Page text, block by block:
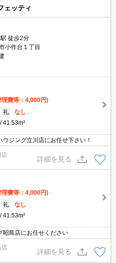
ッティ
徒歩2分
小作台１丁目
理費等：4,000円)
礼
なし
41.53m²
ジング立川店にお任せ下さい！
店
詳細を見る
理費等：4,000円)
礼
なし
41.53m²
昭島店にお任せください
店
詳細を見る